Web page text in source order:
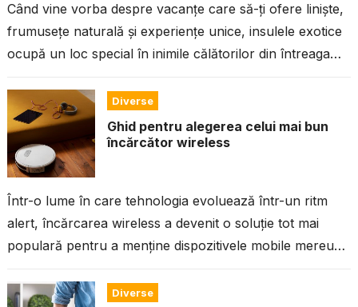
Când vine vorba despre vacanțe care să-ți ofere liniște,
frumusețe naturală și experiențe unice, insulele exotice
ocupă un loc special în inimile călătorilor din întreaga
Diverse
Ghid pentru alegerea celui mai bun
încărcător wireless
Într-o lume în care tehnologia evoluează într-un ritm
alert, încărcarea wireless a devenit o soluție tot mai
populară pentru a menține dispozitivele mobile mereu
Diverse